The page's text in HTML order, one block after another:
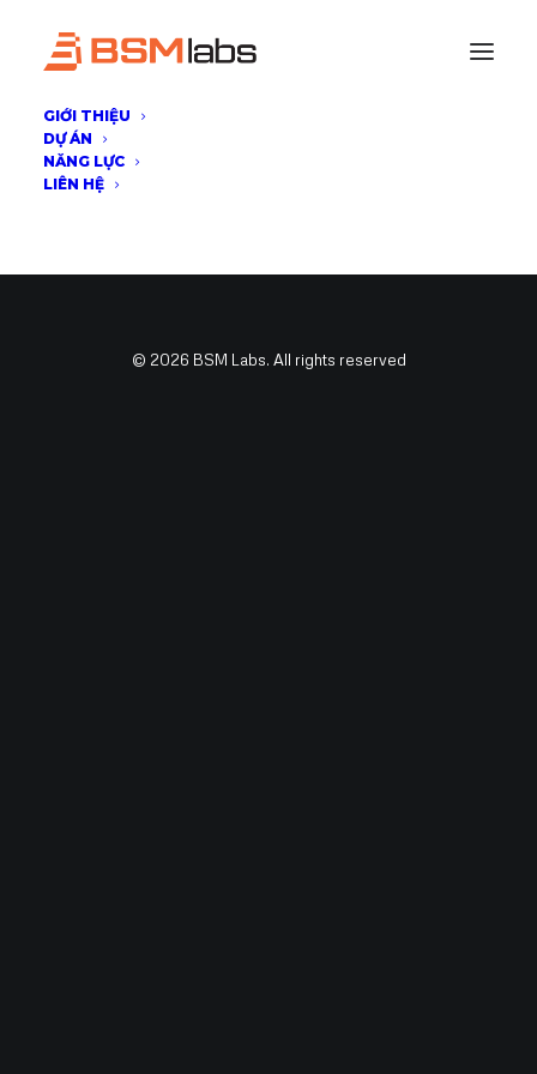
GIỚI THIỆU
DỰ ÁN
NĂNG LỰC
LIÊN HỆ
© 2026 BSM Labs. All rights reserved